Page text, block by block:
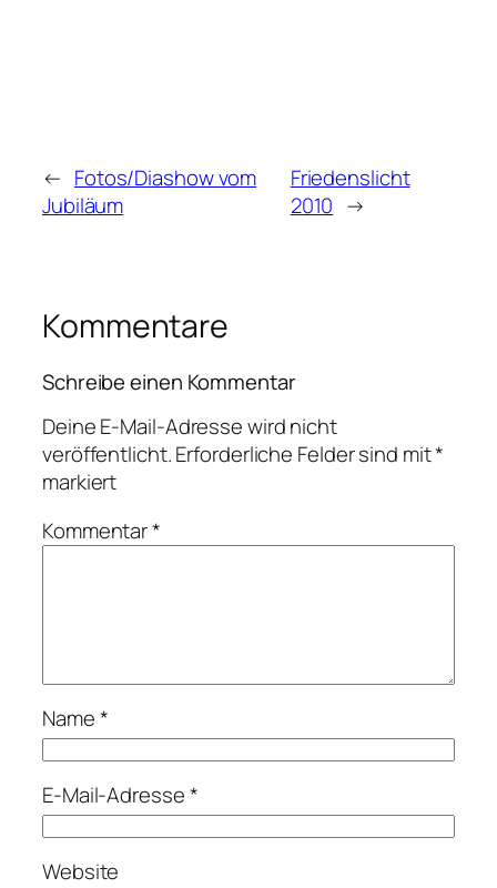
← Fotos/Diashow vom
Jubiläum
Friedenslicht
2010 →
Kommentare
Schreibe einen Kommentar
Deine E-Mail-Adresse wird nicht
veröffentlicht.Erforderliche Felder sind mit*
markiert
Kommentar*
Name*
E-Mail-Adresse*
Website